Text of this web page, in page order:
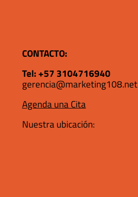
CONTACTO:
Tel: +57 3104716940
gerencia@marketing108.net
Agenda una Cita
Nuestra ubicación: